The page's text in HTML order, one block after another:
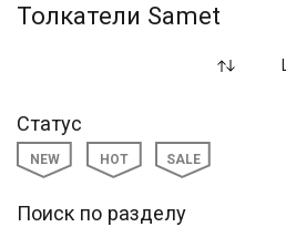
Толкатели Samet
Статус
NEW HOT SALE
Поиск по разделу